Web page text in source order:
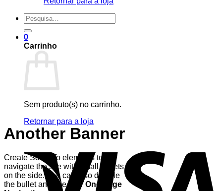
Pesquisar
por:
0
Carrinho
Sem produto(s) no carrinho.
Retornar para a loja
Another Banner
Create Scroll To elements to
navigate the site with small bullets
on the side. You can also disable
the bullet and use it forOne Page